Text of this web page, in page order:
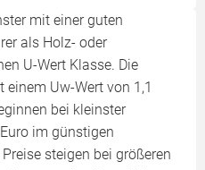
mit einer guten
als Holz- oder
U-Wert Klasse. Die
Uw-Wert von 1,1
bei kleinster
im günstigen
steigen bei größeren